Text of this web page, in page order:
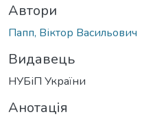
Автори
Папп, Віктор Васильович
Видавець
НУБіП України
Анотація